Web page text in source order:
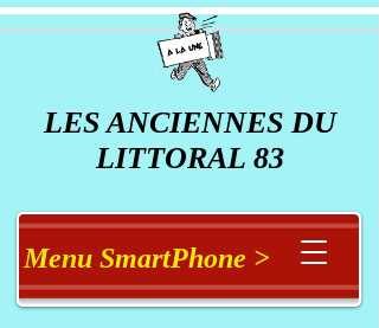
LES ANCIENNES DU
LITTORAL 83
Menu SmartPhone >